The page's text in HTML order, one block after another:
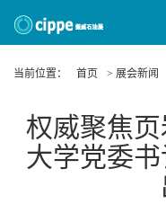
当前位置：
首页 > 展会新闻
权威聚焦
大学党委